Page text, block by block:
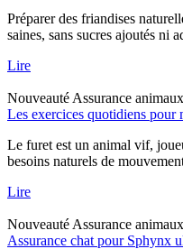
Préparer des friandises
saines, sans sucres ajoutés ni
Lire
Nouveauté Assurance animaux
Les exercices quotidiens pour
Le furet est un animal vif,
besoins naturels de
Lire
Nouveauté Assurance animaux
Assurance chat pour Sphynx